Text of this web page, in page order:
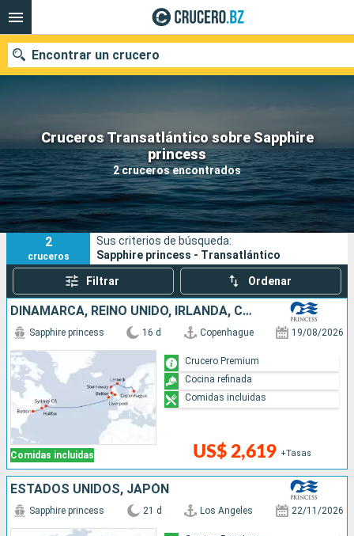
Cruceros Transatlántico sobre Sapphire
princess
2 cruceros encontrados
Encontrar un crucero
Nuestros destinos
Fecha de salida
Puertos Compañías
Buscar
2
cruceros
Sus criterios de búsqueda:
Sapphire princess - Transatlántico
Filtrar Ordenar
DINAMARCA, REINO UNIDO, IRLANDA, CANADÁ, ESTADOS UNIDOS
Comidas incluidas
Sapphire princess 16 d Copenhague 19/08/2026
US$ 2,619 +Tasas
Crucero Premium
Cocina refinada
Comidas incluidas
ESTADOS UNIDOS, JAPÓN
Sapphire princess 21 d Los Angeles 22/11/2026